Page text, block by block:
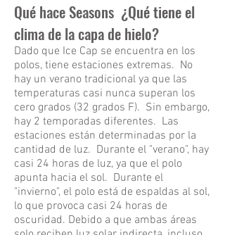
Qué hace Seasons ¿Qué tiene el
clima de la capa de hielo?
Dado que Ice Cap se encuentra en los
polos, tiene estaciones extremas. No
hay un verano tradicional ya que las
temperaturas casi nunca superan los
cero grados (32 grados F). Sin embargo,
hay 2 temporadas diferentes. Las
estaciones están determinadas por la
cantidad de luz. Durante el "verano", hay
casi 24 horas de luz, ya que el polo
apunta hacia el sol. Durante el
"invierno", el polo está de espaldas al sol,
lo que provoca casi 24 horas de
oscuridad. Debido a que ambas áreas